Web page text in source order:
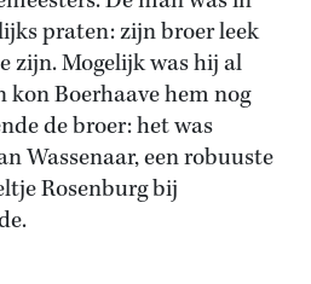
praten: zijn broer leek
zijn. Mogelijk was hij al
Boerhaave hem nog
de broer: het was
Wassenaar, een robuuste
Rosenburg bij